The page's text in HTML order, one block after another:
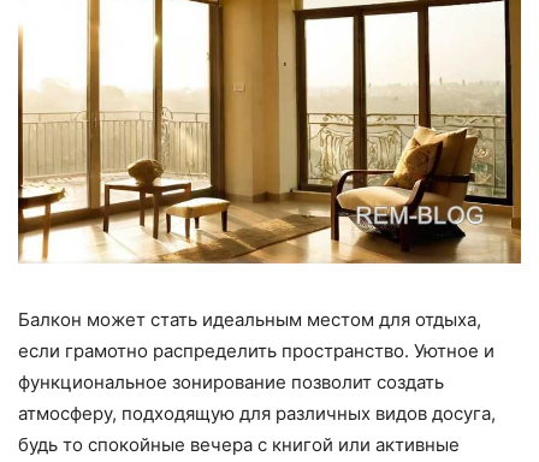
Балкон может стать идеальным местом для отдыха,
если грамотно распределить пространство. Уютное и
функциональное зонирование позволит создать
атмосферу, подходящую для различных видов досуга,
будь то спокойные вечера с книгой или активные